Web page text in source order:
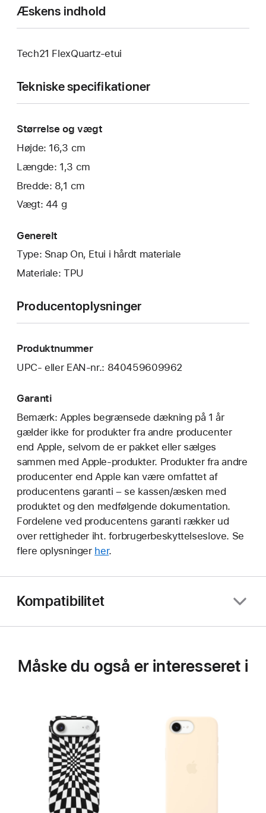
Æskens indhold
Tech21 FlexQuartz-etui
Tekniske specifikationer
Størrelse og vægt
Højde: 16,3 cm
Længde: 1,3 cm
Bredde: 8,1 cm
Vægt: 44 g
Generelt
Type: Snap On, Etui i hårdt materiale
Materiale: TPU
Producentoplysninger
Produktnummer
UPC- eller EAN-nr.: 840459609962
Garanti
Bemærk: Apples begrænsede dækning på 1 år
gælder ikke for produkter fra andre producenter
end Apple, selvom de er pakket eller sælges
sammen med Apple-produkter. Produkter fra andre
producenter end Apple kan være omfattet af
producentens garanti – se kassen/æsken med
produktet og den medfølgende dokumentation.
Fordelene ved producentens garanti rækker ud
over rettigheder iht. forbrugerbeskyttelseslove. Se
flere oplysninger her.
Kompatibilitet
Måske du også er interesseret i